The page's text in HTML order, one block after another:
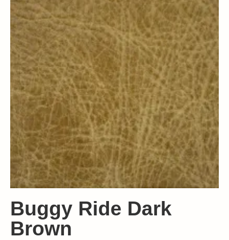
Buggy Ride Dark
Brown